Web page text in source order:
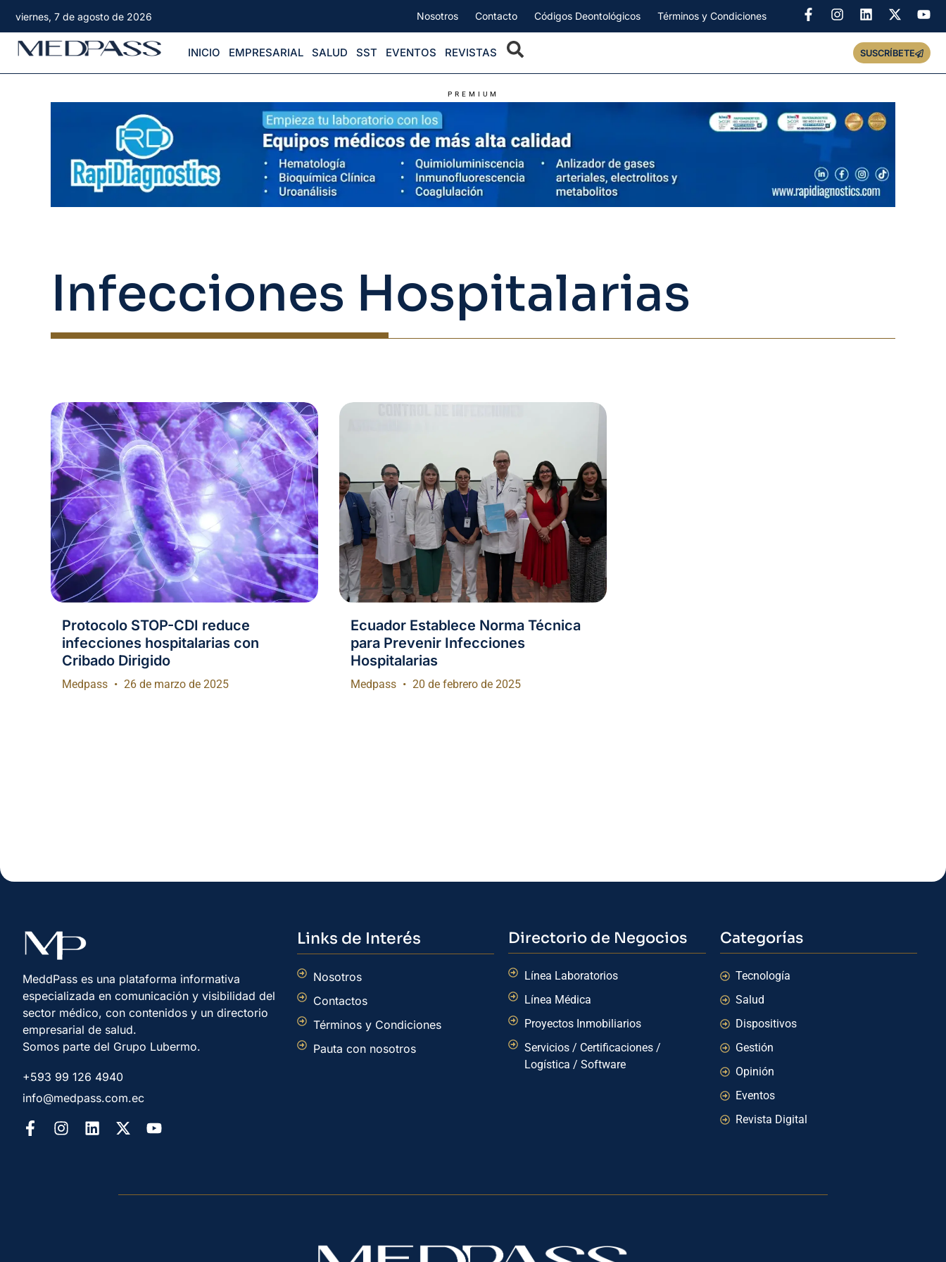
viernes, 7 de agosto de 2026 Nosotros Contacto Códigos Deontológicos Términos y Condiciones
INICIO EMPRESARIAL SALUD SST EVENTOS REVISTAS SUSCRÍBETE
PREMIUM
Infecciones Hospitalarias
Protocolo STOP-CDI reduce
infecciones hospitalarias con
Cribado Dirigido
Medpass 26 de marzo de 2025
Ecuador Establece Norma Técnica
para Prevenir Infecciones
Hospitalarias
Medpass 20 de febrero de 2025
MeddPass es una plataforma informativa
especializada en comunicación y visibilidad del
sector médico, con contenidos y un directorio
empresarial de salud.
Somos parte del Grupo Lubermo.
+593 99 126 4940
info@medpass.com.ec
Links de Interés
Nosotros
Contactos
Términos y Condiciones
Pauta con nosotros
Directorio de Negocios
Línea Laboratorios
Línea Médica
Proyectos Inmobiliarios
Servicios / Certificaciones /
Logística / Software
Categorías
Tecnología
Salud
Dispositivos
Gestión
Opinión
Eventos
Revista Digital